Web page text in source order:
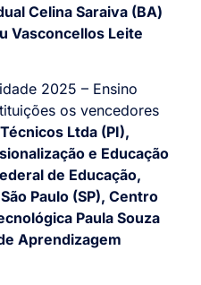
Celina Saraiva (BA)
Vasconcellos Leite
2025 – Ensino
os vencedores
Ltda (PI),
e Educação
de Educação,
Paulo (SP), Centro
Paula Souza
Aprendizagem